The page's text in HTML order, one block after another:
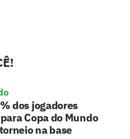
dos jogadores
Copa do Mundo
na base